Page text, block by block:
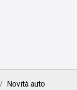
Novità auto